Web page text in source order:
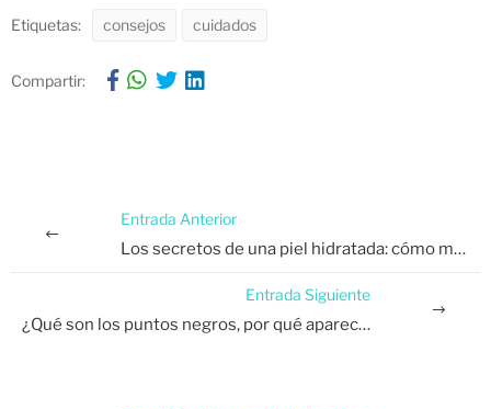
Etiquetas: consejos cuidados
Compartir:
Entrada Anterior
Los secretos de una piel hidratada: cómo mantenerla suave todo el año.
Entrada Siguiente
¿Qué son los puntos negros, por qué aparecen y cómo prevenirlos?